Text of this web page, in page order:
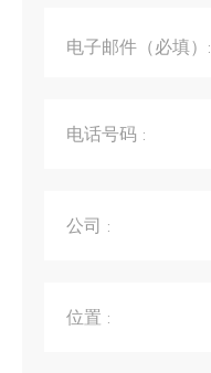
电子邮件（必填）:
电话号码 :
公司 :
位置 :